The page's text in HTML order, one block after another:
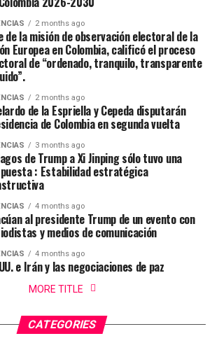
2 months ago
de la misión de observación electoral de la
Europea en Colombia, calificó el proceso
de “ordenado, tranquilo, transparente
2 months ago
de la Espriella y Cepeda disputarán
de Colombia en segunda vuelta
3 months ago
de Trump a Xi Jinping sólo tuvo una
: Estabilidad estratégica
4 months ago
al presidente Trump de un evento con
y medios de comunicación
4 months ago
e Irán y las negociaciones de paz
MORE TITLE
CATEGORIES